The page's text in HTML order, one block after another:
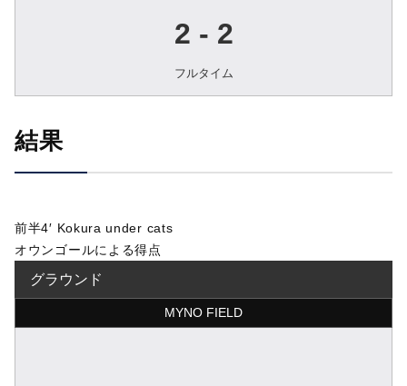
2 - 2
フルタイム
結果
前半4′ Kokura under cats
オウンゴールによる得点
グラウンド
MYNO FIELD